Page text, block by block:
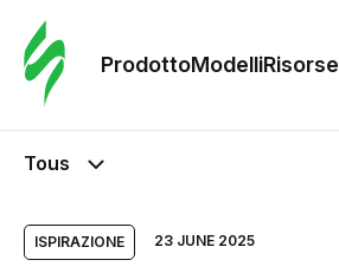
ProdottoModelliRisorse
Tous
ISPIRAZIONE 23 JUNE 2025